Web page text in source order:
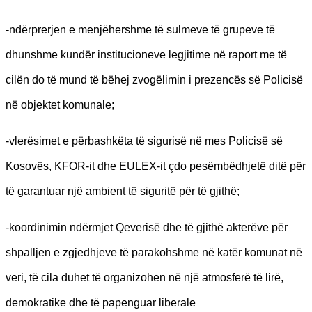
-ndërprerjen e menjëhershme të sulmeve të grupeve të
dhunshme kundër institucioneve legjitime në raport me të
cilën do të mund të bëhej zvogëlimin i prezencës së Policisë
në objektet komunale;
-vlerësimet e përbashkëta të sigurisë në mes Policisë së
Kosovës, KFOR-it dhe EULEX-it çdo pesëmbëdhjetë ditë për
të garantuar një ambient të siguritë për të gjithë;
-koordinimin ndërmjet Qeverisë dhe të gjithë akterëve për
shpalljen e zgjedhjeve të parakohshme në katër komunat në
veri, të cila duhet të organizohen në një atmosferë të lirë,
demokratike dhe të papenguar liberale